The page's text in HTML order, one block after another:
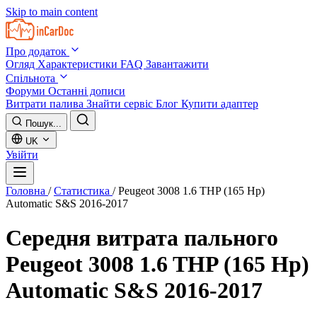
Skip to main content
Про додаток
Огляд Характеристики FAQ Завантажити
Спільнота
Форуми Останні дописи
Витрати палива Знайти сервіс Блог Купити адаптер
Пошук...
UK
Увійти
Головна / Статистика / Peugeot 3008 1.6 THP (165 Hp)
Automatic S&S 2016-2017
Середня витрата пального
Peugeot 3008 1.6 THP (165 Hp)
Automatic S&S 2016-2017